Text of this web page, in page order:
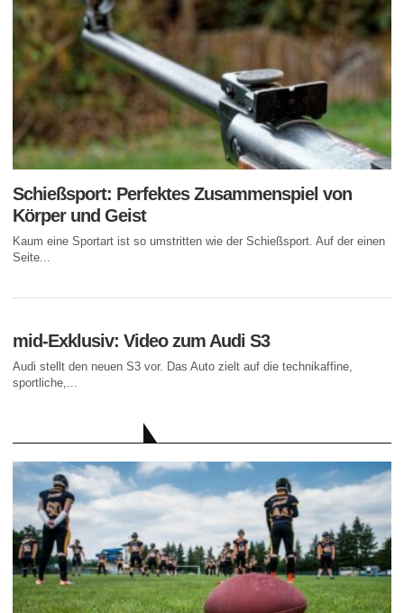
Schießsport: Perfektes Zusammenspiel von
Körper und Geist
Kaum eine Sportart ist so umstritten wie der Schießsport. Auf der einen
Seite...
mid-Exklusiv: Video zum Audi S3
Audi stellt den neuen S3 vor. Das Auto zielt auf die technikaffine,
sportliche,...